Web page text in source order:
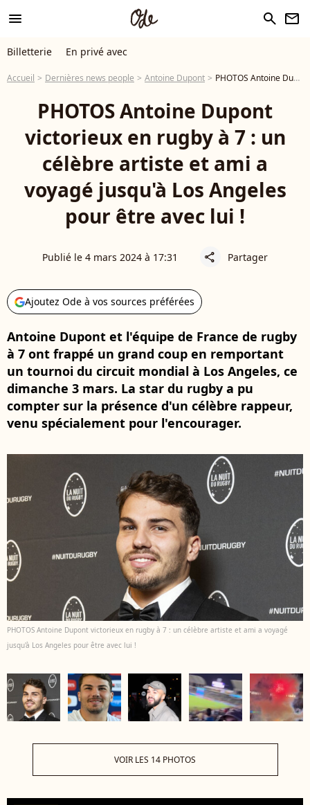
menu search newsletter
Billetterie En privé avec
Accueil Dernières news people Antoine Dupont PHOTOS Antoine Dupont victorieux en rugby à 7 : un célèbre artiste et ami a voyagé jusqu'à Los Angeles pour être avec lui !
PHOTOS Antoine Dupont
victorieux en rugby à 7 : un
célèbre artiste et ami a
voyagé jusqu'à Los Angeles
pour être avec lui !
Publié le 4 mars 2024 à 17:31 share Partager
Ajoutez Ode à vos sources préférées
Antoine Dupont et l'équipe de France de rugby
à 7 ont frappé un grand coup en remportant
un tournoi du circuit mondial à Los Angeles, ce
dimanche 3 mars. La star du rugby a pu
compter sur la présence d'un célèbre rappeur,
venu spécialement pour l'encourager.
PHOTOS Antoine Dupont victorieux en rugby à 7 : un célèbre artiste et ami a voyagé
jusqu'à Los Angeles pour être avec lui !
VOIR LES 14 PHOTOS